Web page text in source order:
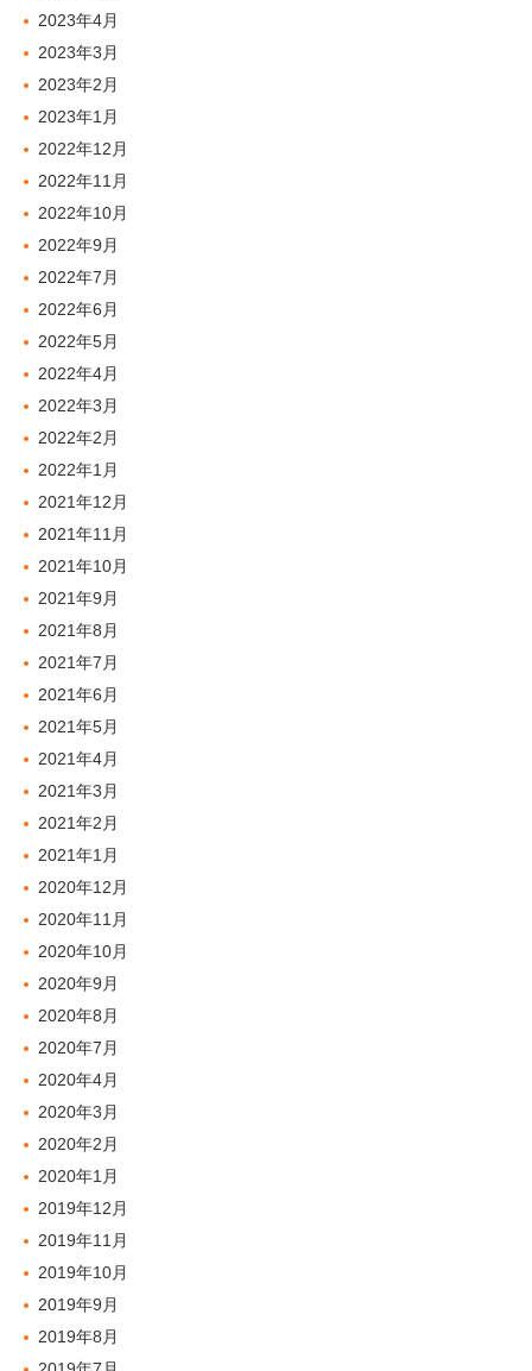
2023年4月
2023年3月
2023年2月
2023年1月
2022年12月
2022年11月
2022年10月
2022年9月
2022年7月
2022年6月
2022年5月
2022年4月
2022年3月
2022年2月
2022年1月
2021年12月
2021年11月
2021年10月
2021年9月
2021年8月
2021年7月
2021年6月
2021年5月
2021年4月
2021年3月
2021年2月
2021年1月
2020年12月
2020年11月
2020年10月
2020年9月
2020年8月
2020年7月
2020年4月
2020年3月
2020年2月
2020年1月
2019年12月
2019年11月
2019年10月
2019年9月
2019年8月